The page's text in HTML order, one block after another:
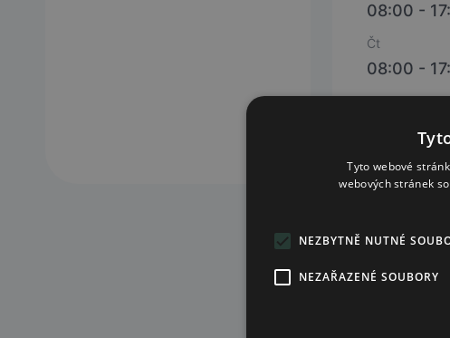
08:00 -
Čt
08:00 -
Pá
Tyto webové
webových stránek
NEZBYTNĚ NUTNÉ
NEZAŘAZENÉ SOUBORY